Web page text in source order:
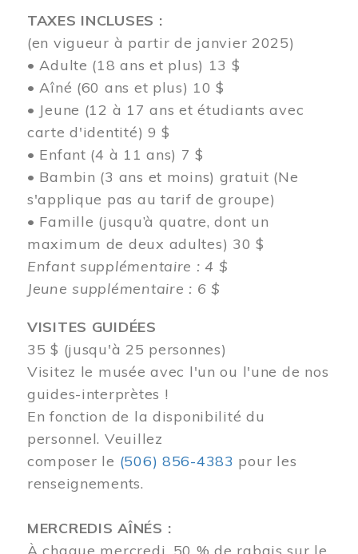
TAXES INCLUSES :
(en vigueur à partir de janvier 2025)
• Adulte (18 ans et plus) 13 $
• Aîné (60 ans et plus) 10 $
• Jeune (12 à 17 ans et étudiants avec
carte d'identité) 9 $
• Enfant (4 à 11 ans) 7 $
• Bambin (3 ans et moins) gratuit (Ne
s'applique pas au tarif de groupe)
• Famille (jusqu’à quatre, dont un
maximum de deux adultes) 30 $
Enfant supplémentaire : 4 $
Jeune supplémentaire : 6 $
VISITES GUIDÉES
35 $ (jusqu'à 25 personnes)
Visitez le musée avec l'un ou l'une de nos
guides-interprètes !
En fonction de la disponibilité du
personnel. Veuillez
composer le (506) 856-4383 pour les
renseignements.
MERCREDIS AÎNÉS :